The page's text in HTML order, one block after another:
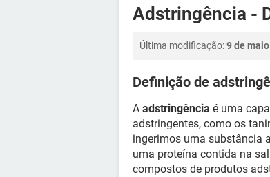
Adstringência -
Última modificação:9 de
Definição de
A adstringência é uma
adstringentes, como os
ingerimos uma substância
uma proteína contida na
compostos de produtos